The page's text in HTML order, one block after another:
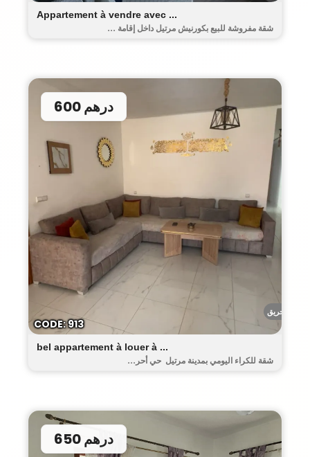
Appartement à vendre avec ...
شقة مفروشة للبيع بكورنيش مرتيل داخل إقامة ...
أحريق
bel appartement à louer à ...
600 درهم
شقة للكراء اليومي بمدينة مرتيل حي أحر...
CODE: 913
650 درهم